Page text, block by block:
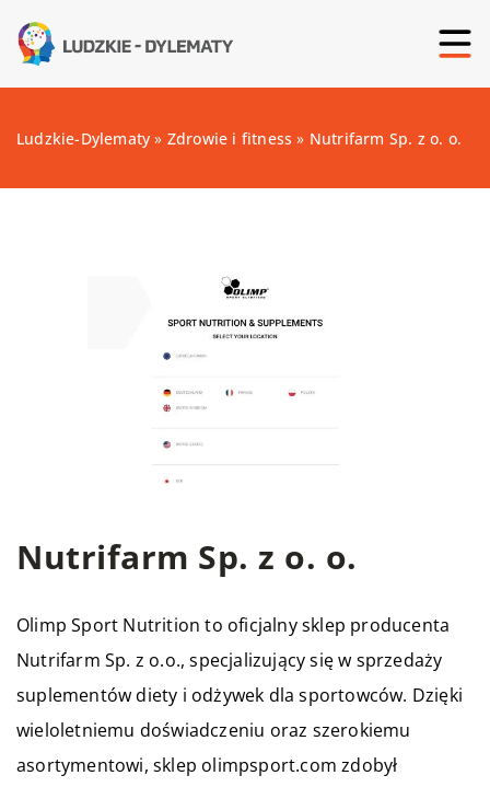
Ludzkie-Dylematy » Zdrowie i fitness » Nutrifarm Sp. z o. o.
Nutrifarm Sp. z o. o.
Olimp Sport Nutrition to oficjalny sklep producenta
Nutrifarm Sp. z o.o., specjalizujący się w sprzedaży
suplementów diety i odżywek dla sportowców. Dzięki
wieloletniemu doświadczeniu oraz szerokiemu
asortymentowi, sklep olimpsport.com zdobył